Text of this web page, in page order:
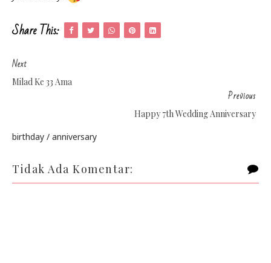
Share This:
Next
Milad Ke 33 Ama
Previous
Happy 7th Wedding Anniversary
birthday / anniversary
Tidak Ada Komentar: